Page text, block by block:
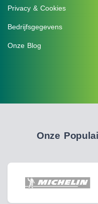
Privacy & Cookies
Bedrijfsgegevens
Onze Blog
Onze